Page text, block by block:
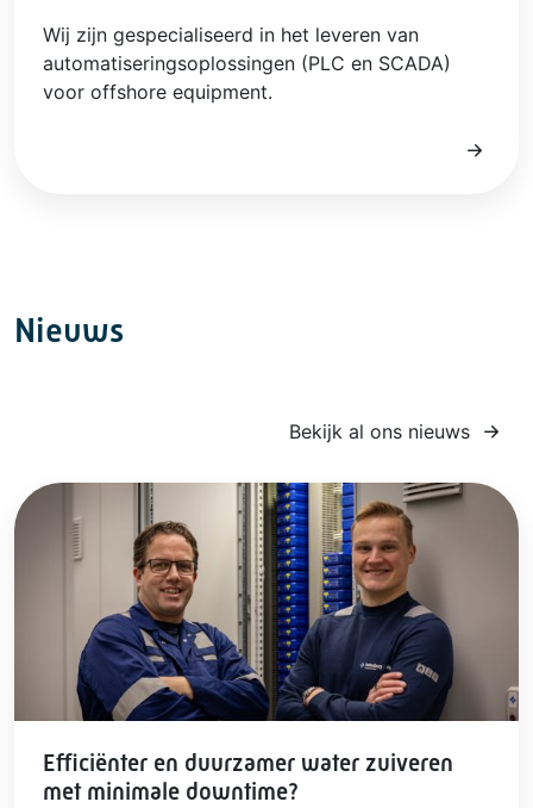
Wij zijn gespecialiseerd in het leveren van
automatiseringsoplossingen (PLC en SCADA)
voor offshore equipment.
Nieuws
Bekijk al ons nieuws
Efficiënter en duurzamer water zuiveren
met minimale downtime?